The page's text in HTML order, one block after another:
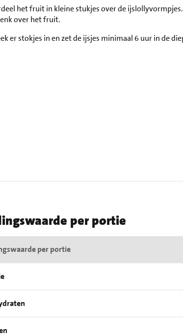
het fruit in kleine stukjes over de
over het fruit.
er stokjes in en zet de ijsjes minimaal 6 uur in de
per portie
per portie